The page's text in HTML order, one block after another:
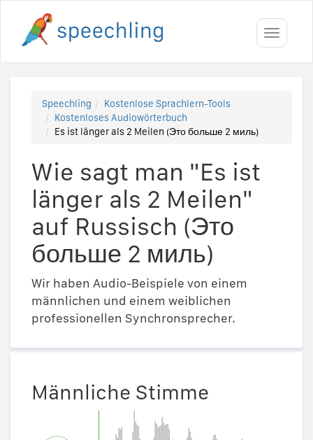
Toggle
Speechling
Kostenlose Sprachlern-Tools
Kostenloses Audiowörterbuch
Es ist länger als 2 Meilen (Это больше 2 миль)
Wie sagt man "Es ist
länger als 2 Meilen"
auf Russisch (Это
больше 2 миль)
Wir haben Audio-Beispiele von einem
männlichen und einem weiblichen
professionellen Synchronsprecher.
Männliche Stimme